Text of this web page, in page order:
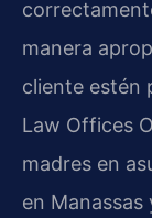
manera
cliente estén
Law Offices
madres en
en Manassas